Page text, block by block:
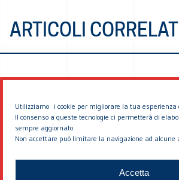
Utilizziamo i cookie per migliorare la tua esperienza
Il consenso a queste tecnologie ci permetterà di
sempre aggiornato.
Non accettare può limitare la navigazione ad alcune
Accetta
ARTICOLI
© 2026 EDDYBURG